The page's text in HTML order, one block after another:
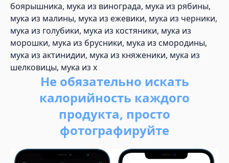
боярышника, мука из винограда, мука из рябины,
мука из малины, мука из ежевики, мука из черники,
мука из голубики, мука из костяники, мука из
морошки, мука из брусники, мука из смородины,
мука из актинидии, мука из княженики, мука из
шелковицы, мука из х
Не обязательно искать
калорийность каждого
продукта, просто
фотографируйте